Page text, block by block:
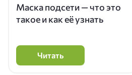
Маска подсети — что это
такое и как её узнать
Читать